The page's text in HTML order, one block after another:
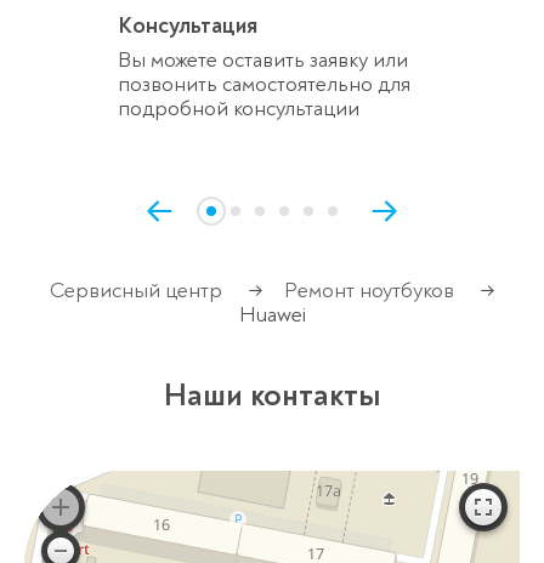
Консультация
Вы можете оставить заявку или
позвонить самостоятельно для
подробной консультации
Сервисный центр → Ремонт ноутбуков
→
Huawei
Наши контакты